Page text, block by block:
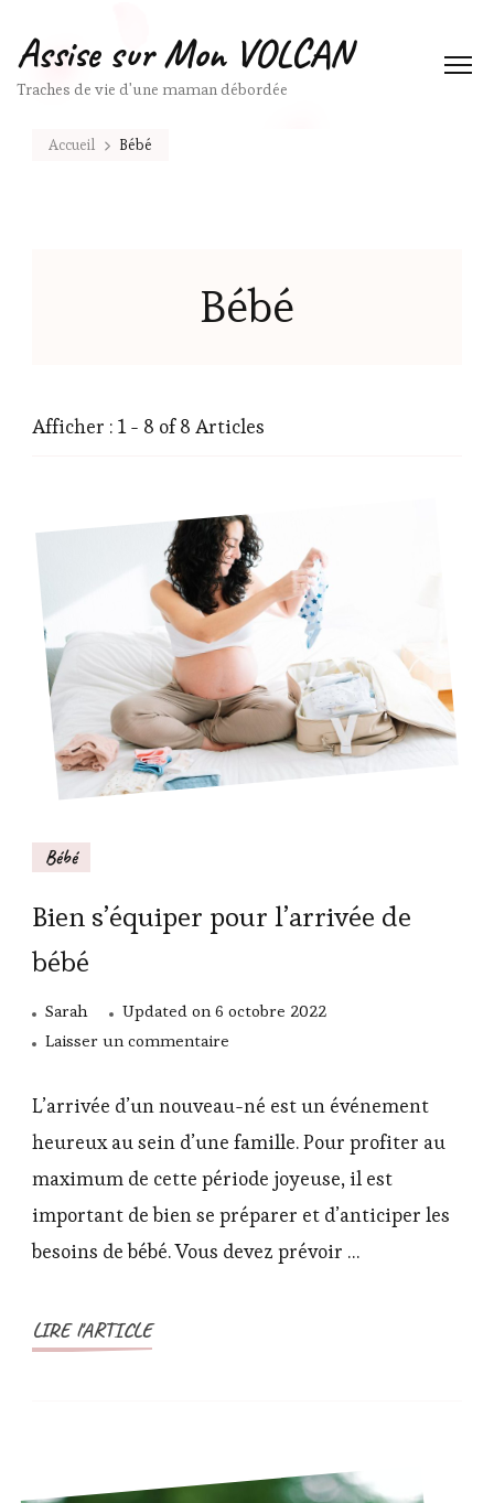
Assise sur Mon VOLCAN
Traches de vie d'une maman débordée
Accueil Bébé
Bébé
Afficher : 1 - 8 of 8 Articles
Bébé
Bien s’équiper pour l’arrivée de
bébé
Sarah Updated on 6 octobre 2022
Laisser un commentaire
s’équiper
de
bébé
L’arrivée d’un nouveau-né est un événement
heureux au sein d’une famille. Pour profiter au
maximum de cette période joyeuse, il est
important de bien se préparer et d’anticiper les
besoins de bébé. Vous devez prévoir …
LIRE l'ARTICLE